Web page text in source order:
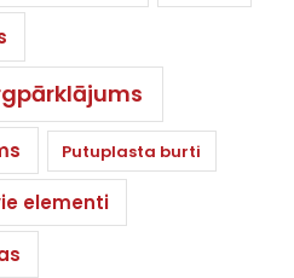
Putuplasta burti
elementi